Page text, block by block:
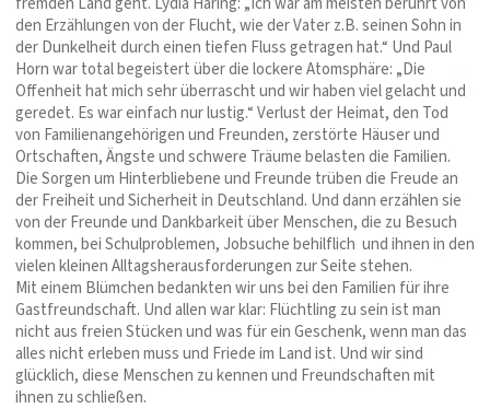
den Erzählungen von der Flucht, wie der Vater z.B. seinen Sohn in
der Dunkelheit durch einen tiefen Fluss getragen hat.“ Und Paul
Horn war total begeistert über die lockere Atomsphäre: „Die
Offenheit hat mich sehr überrascht und wir haben viel gelacht und
geredet. Es war einfach nur lustig.“ Verlust der Heimat, den Tod
von Familienangehörigen und Freunden, zerstörte Häuser und
Ortschaften, Ängste und schwere Träume belasten die Familien.
Die Sorgen um Hinterbliebene und Freunde trüben die Freude an
der Freiheit und Sicherheit in Deutschland. Und dann erzählen sie
von der Freunde und Dankbarkeit über Menschen, die zu Besuch
kommen, bei Schulproblemen, Jobsuche behilflich und ihnen in den
vielen kleinen Alltagsherausforderungen zur Seite stehen.
Mit einem Blümchen bedankten wir uns bei den Familien für ihre
Gastfreundschaft. Und allen war klar: Flüchtling zu sein ist man
nicht aus freien Stücken und was für ein Geschenk, wenn man das
alles nicht erleben muss und Friede im Land ist. Und wir sind
glücklich, diese Menschen zu kennen und Freundschaften mit
ihnen zu schließen.